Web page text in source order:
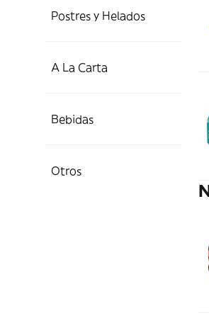
Postres y Helados
A La Carta
Bebidas
Otros